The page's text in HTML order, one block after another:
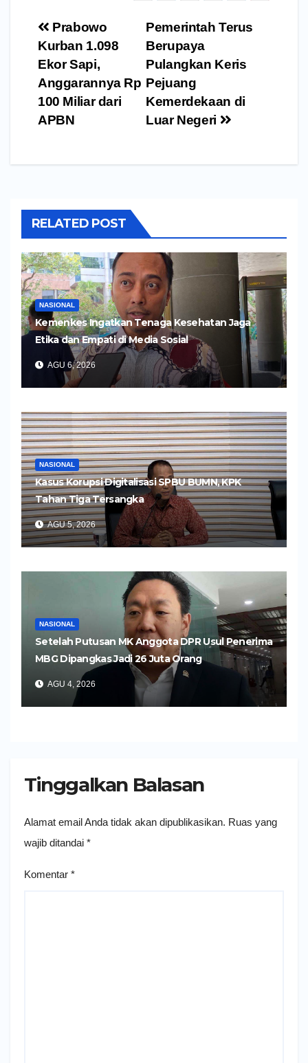
Navigasi
pos
Pemerintah Terus
Berupaya
Pulangkan Keris
Pejuang
Kemerdekaan di
Luar Negeri
Prabowo
Kurban 1.098
Ekor Sapi,
Anggarannya Rp
100 Miliar dari
APBN
RELATED POST
NASIONAL
Kemenkes Ingatkan Tenaga Kesehatan Jaga
Etika dan Empati di Media Sosial
AGU 6, 2026
NASIONAL
Kasus Korupsi Digitalisasi SPBU BUMN, KPK
Tahan Tiga Tersangka
AGU 5, 2026
NASIONAL
Setelah Putusan MK Anggota DPR Usul Penerima
MBG Dipangkas Jadi 26 Juta Orang
AGU 4, 2026
Tinggalkan Balasan
Alamat email Anda tidak akan dipublikasikan. Ruas yang
wajib ditandai *
Komentar *